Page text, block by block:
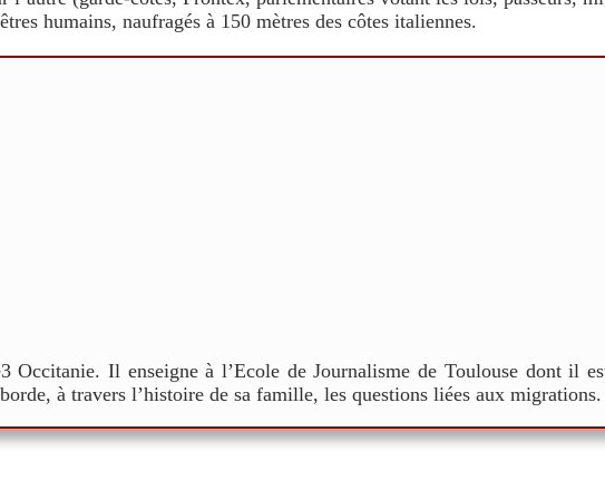
humains, naufragés à 150 mètres des côtes italiennes.
Occitanie. Il enseigne à l’Ecole de Journalisme de Toulouse dont il
à travers l’histoire de sa famille, les questions liées aux migrations.